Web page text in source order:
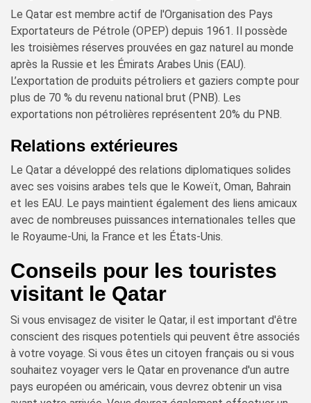
Le Qatar est membre actif de l'Organisation des Pays
Exportateurs de Pétrole (OPEP) depuis 1961. Il possède
les troisièmes réserves prouvées en gaz naturel au monde
après la Russie et les Émirats Arabes Unis (EAU).
L’exportation de produits pétroliers et gaziers compte pour
plus de 70 % du revenu national brut (PNB). Les
exportations non pétrolières représentent 20% du PNB.
Relations extérieures
Le Qatar a développé des relations diplomatiques solides
avec ses voisins arabes tels que le Koweït, Oman, Bahrain
et les EAU. Le pays maintient également des liens amicaux
avec de nombreuses puissances internationales telles que
le Royaume-Uni, la France et les États-Unis.
Conseils pour les touristes
visitant le Qatar
Si vous envisagez de visiter le Qatar, il est important d'être
conscient des risques potentiels qui peuvent être associés
à votre voyage. Si vous êtes un citoyen français ou si vous
souhaitez voyager vers le Qatar en provenance d'un autre
pays européen ou américain, vous devrez obtenir un visa